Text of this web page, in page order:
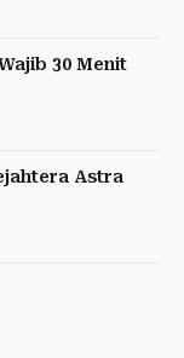
30 Menit
Astra